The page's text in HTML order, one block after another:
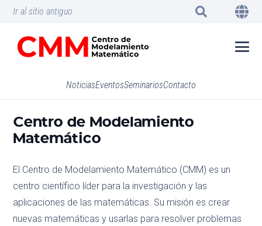
Ir al sitio antiguo
NoticiasEventosSeminariosContacto
Centro de Modelamiento
Matemático
El Centro de Modelamiento Matemático (CMM) es un
centro científico líder para la investigación y las
aplicaciones de las matemáticas. Su misión es crear
nuevas matemáticas y usarlas para resolver problemas